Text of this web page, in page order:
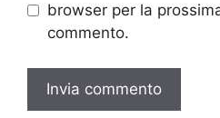
browser per la
commento.